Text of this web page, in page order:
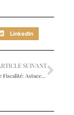
LinkedIn
SUIVANT
Optimisez Votre Fiscalité: Astuces de Défiscalisation pour les Entreprises Immobilières